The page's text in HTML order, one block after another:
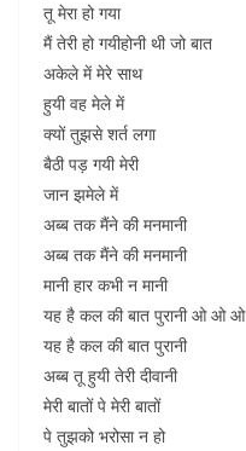
तू मेरा हो गया
मैं तेरी हो गयीहोनी थी जो बात
अकेले में मेरे साथ
हुयी वह मेले में
क्यों तुझसे शर्त लगा
बैठी पड़ गयी मेरी
जान झमेले में
अब्ब तक मैंने की मनमानी
अब्ब तक मैंने की मनमानी
मानी हार कभी न मानी
यह है कल की बात पुरानी ओ ओ ओ
यह है कल की बात पुरानी
अब्ब तू हुयी तेरी दीवानी
मेरी बातों पे मेरी बातों
पे तुझको भरोसा न हो